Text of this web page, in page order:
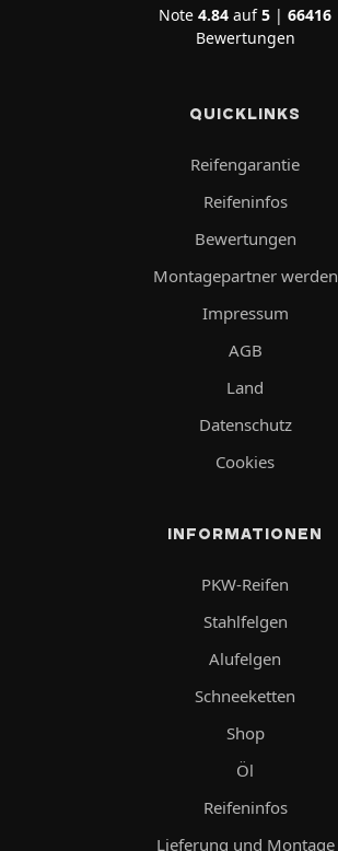
Note 4.84 auf5 | 66416
Bewertungen
QUICKLINKS
Reifengarantie
Reifeninfos
Bewertungen
Montagepartner werden
Impressum
AGB
Land
Datenschutz
Cookies
INFORMATIONEN
PKW-Reifen
Stahlfelgen
Alufelgen
Schneeketten
Shop
Öl
Reifeninfos
Lieferung und Montage